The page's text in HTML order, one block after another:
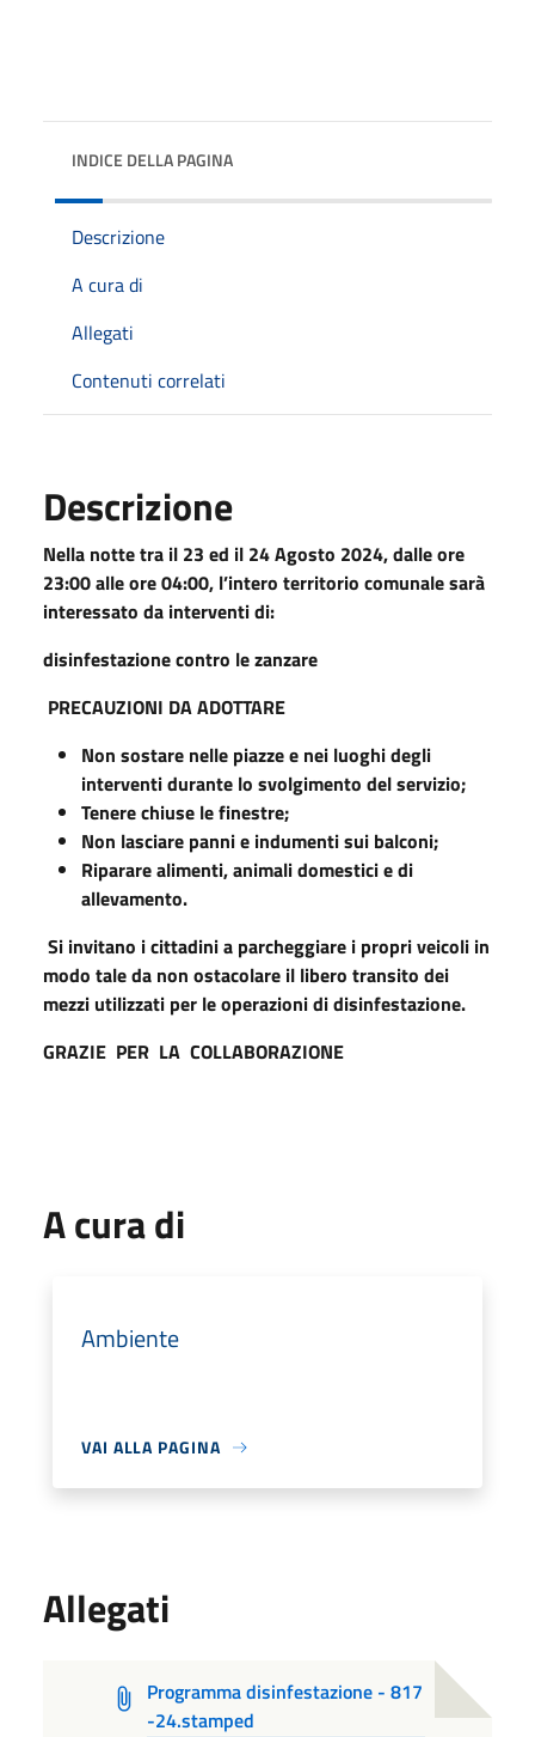
INDICE DELLA PAGINA
Descrizione
A cura di
Allegati
Contenuti correlati
Descrizione
Nella notte tra il 23 ed il 24 Agosto 2024, dalle ore
23:00 alle ore 04:00, l’intero territorio comunale sarà
interessato da interventi di:
disinfestazione contro le zanzare
PRECAUZIONI DA ADOTTARE
Non sostare nelle piazze e nei luoghi degli
interventi durante lo svolgimento del servizio;
Tenere chiuse le finestre;
Non lasciare panni e indumenti sui balconi;
Riparare alimenti, animali domestici e di
allevamento.
Si invitano i cittadini a parcheggiare i propri veicoli in
modo tale da non ostacolare il libero transito dei
mezzi utilizzati per le operazioni di disinfestazione.
GRAZIE PER LA COLLABORAZIONE
A cura di
Ambiente
VAI ALLA PAGINA
Allegati
Programma disinfestazione - 817
-24.stamped